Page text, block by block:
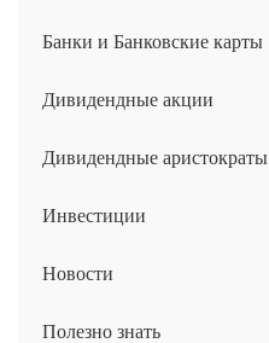
Банки и Банковские карты
Дивидендные акции
Дивидендные аристократы
Инвестиции
Новости
Полезно знать